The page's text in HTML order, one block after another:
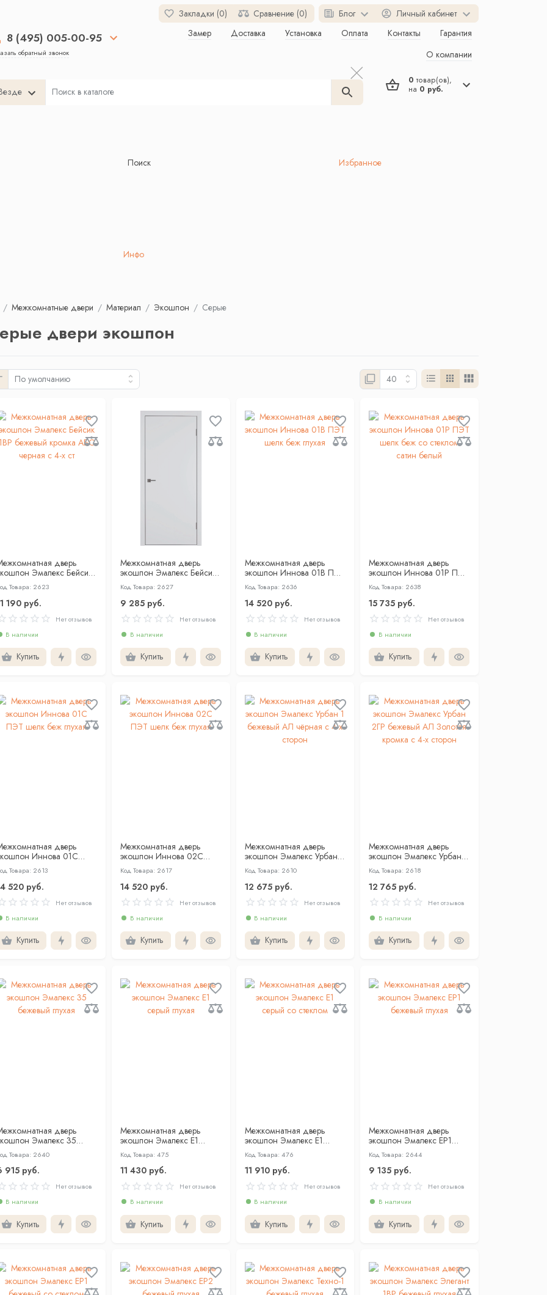
Закладки (0) Сравнение (0) Блог Личный кабинет
8 (495) 005-00-95
обратный звонок
Замер Доставка Установка Оплата Контакты
Гарантия
О компании
0 товар(ов),
на 0 руб.
Поиск Избранное
Инфо
Межкомнатные двери Материал Экошпон Серые
двери экошпон
дверь
Эмалекс Бейсик
бежевый кромка АБС
c 4-х ст
Товара: 2623
190 руб.
Нет отзывов
В наличии
Купить
Межкомнатная дверь
экошпон Эмалекс Бейсик
серый кромка АБС черная
c 4-х ст
Код Товара: 2627
9 285 руб.
Нет отзывов
В наличии
Купить
Межкомнатная дверь
экошпон Иннова 01В ПЭТ
шелк беж глухая
Код Товара: 2636
14 520 руб.
Нет отзывов
В наличии
Купить
Межкомнатная дверь
экошпон Иннова 01Р ПЭТ
шелк беж со стеклом
сатин белый
Код Товара: 2638
15 735 руб.
Нет отзывов
В наличии
Купить
дверь
Иннова 01С
шелк беж глухая
Товара: 2613
520 руб.
Нет отзывов
В наличии
Купить
Межкомнатная дверь
экошпон Иннова 02С
ПЭТ шелк беж глухая
Код Товара: 2617
14 520 руб.
Нет отзывов
В наличии
Купить
Межкомнатная дверь
экошпон Эмалекс Урбан 1
бежевый АЛ чёрная с 4-х
сторон
Код Товара: 2610
12 675 руб.
Нет отзывов
В наличии
Купить
Межкомнатная дверь
экошпон Эмалекс Урбан
2ГР бежевый АЛ Золотая
кромка с 4-х сторон
Код Товара: 2618
12 765 руб.
Нет отзывов
В наличии
Купить
дверь
Эмалекс 35
глухая
Товара: 2640
915 руб.
Нет отзывов
В наличии
Купить
Межкомнатная дверь
экошпон Эмалекс Е1
серый глухая
Код Товара: 475
11 430 руб.
Нет отзывов
В наличии
Купить
Межкомнатная дверь
экошпон Эмалекс Е1
серый со стеклом
Код Товара: 476
11 910 руб.
Нет отзывов
В наличии
Купить
Межкомнатная дверь
экошпон Эмалекс ЕР1
бежевый глухая
Код Товара: 2644
9 135 руб.
Нет отзывов
В наличии
Купить